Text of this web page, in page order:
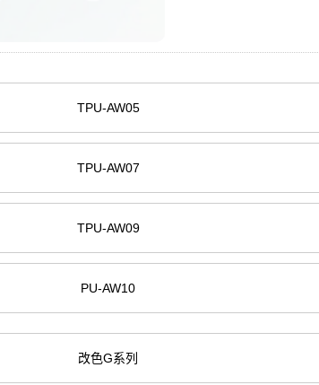
TPU-AW05
TPU-AW07
TPU-AW09
PU-AW10
改色G系列